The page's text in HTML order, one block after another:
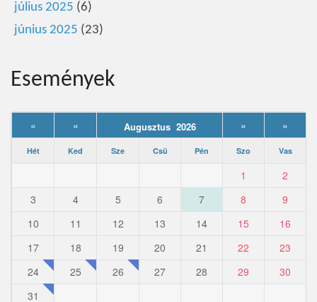
július 2025 (6)
június 2025 (23)
Események
« « Augusztus 2026 » »
Hét Ked Sze Csü Pén Szo Vas
1
2
3
4 5 6 7 8
9
10
11 12 13 14 15
16
17
18 19 20 21 22
23
24
25 26 27 28 29
30
31